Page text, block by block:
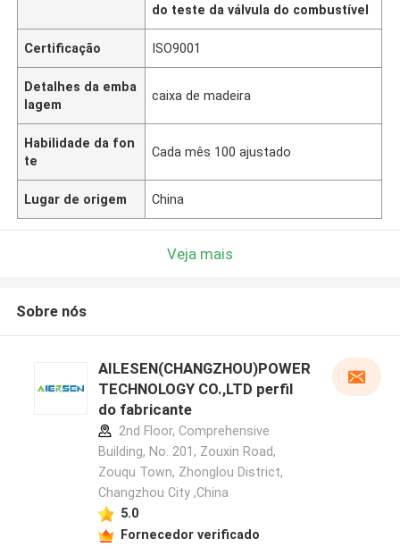
do teste da válvula do combustível
Certificação ISO9001
Detalhes da emba
lagem
caixa de madeira
Habilidade da fon
te
Cada mês 100 ajustado
Lugar de origem China
Veja mais
Sobre nós
AILESEN(CHANGZHOU)POWER
TECHNOLOGY CO.,LTD perfil
do fabricante
2nd Floor, Comprehensive
Building, No. 201, Zouxin Road,
Zouqu Town, Zhonglou District,
Changzhou City ,China
5.0
Fornecedor verificado